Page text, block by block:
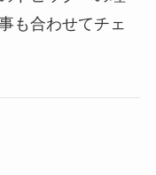
も合わせてチェ